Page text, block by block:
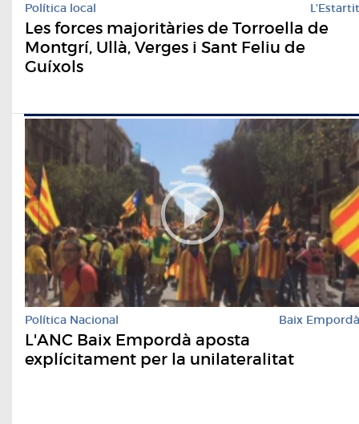
Política local L'Estartit
Les forces majoritàries de Torroella de
Montgrí, Ullà, Verges i Sant Feliu de
Guíxols
Política Nacional Baix Empordà
L'ANC Baix Empordà aposta
explícitament per la unilateralitat